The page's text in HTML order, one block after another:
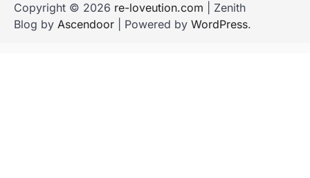
Copyright © 2026 re-loveution.com | Zenith
Blog by Ascendoor | Powered by WordPress.